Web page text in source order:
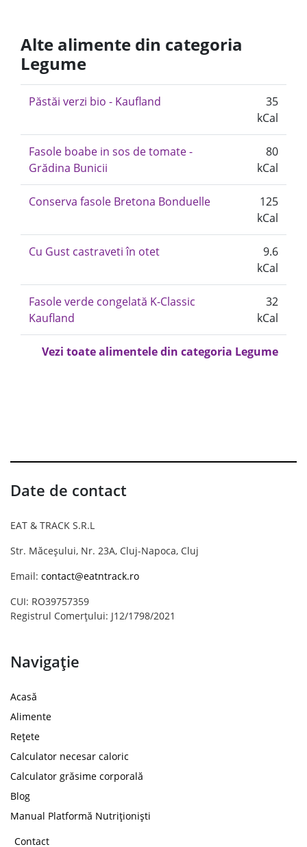
Alte alimente din categoria
Legume
Păstăi verzi bio - Kaufland
35
kCal
Fasole boabe in sos de tomate -
Grădina Bunicii
80
kCal
Conserva fasole Bretona Bonduelle
125
kCal
Cu Gust castraveti în otet
9.6
kCal
Fasole verde congelată K-Classic
Kaufland
32
kCal
Vezi toate alimentele din categoria Legume
Date de contact
EAT & TRACK S.R.L
Str. Măceșului, Nr. 23A, Cluj-Napoca, Cluj
Email: contact@eatntrack.ro
CUI: RO39757359
Registrul Comerțului: J12/1798/2021
Navigație
Acasă
Alimente
Rețete
Calculator necesar caloric
Calculator grăsime corporală
Blog
Manual Platformă Nutriționiști
Contact